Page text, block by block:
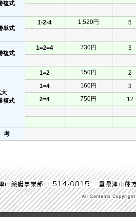
複式
単式
1-2-4 1,520円 5
複式
1=2=4 730円 3
複式
1=2 150円
2
1=4
160円
3
2=4
750円 12
考